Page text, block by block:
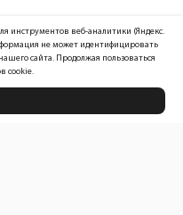
инструментов веб-аналитики (Яндекс.
не может идентифицировать
сайта. Продолжая пользоваться
cookie.